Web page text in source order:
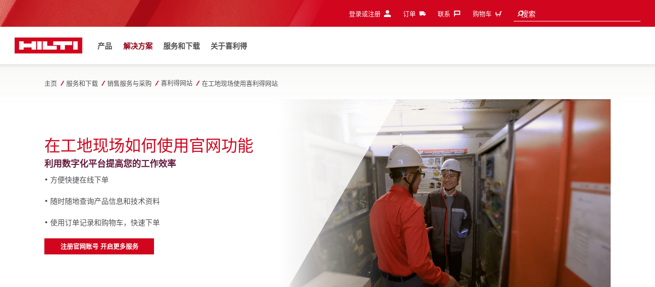
登录或注册 订单 联系‎ 购物车 搜索
Search suggestions
产品 解决方案 服务和下载 关于喜利得
主页 服务和下载 销售服务与采购 喜利得网站 在工地现场使用喜利得网站
在工地现场如何使用官网功能
利用数字化平台提高您的工作效率
• 方便快捷在线下单
• 随时随地查询产品信息和技术资料
• 使用订单记录和购物车，快速下单
注册官网账号 开启更多服务